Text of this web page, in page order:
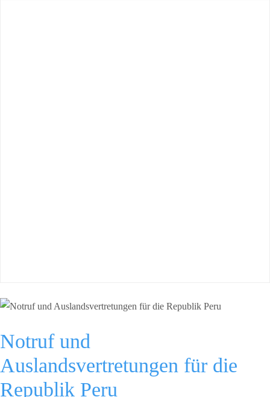
Notruf und
Auslandsvertretungen für die
Republik Peru